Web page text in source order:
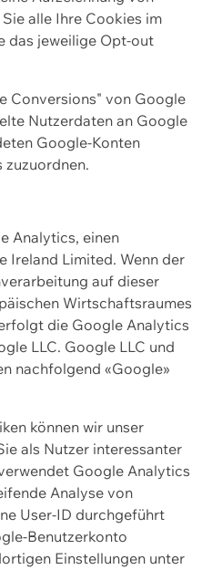
alle Ihre Cookies im
das jeweilige Opt-out
Conversions" von Google
Nutzerdaten an Google
Google-Konten
zuzuordnen.
Analytics, einen
Ireland Limited. Wenn der
auf dieser
Wirtschaftsraumes
die Google Analytics
LLC. Google LLC und
nachfolgend «Google»
können wir unser
als Nutzer interessanter
Google Analytics
Analyse von
User-ID durchgeführt
Benutzerkonto
Einstellungen unter